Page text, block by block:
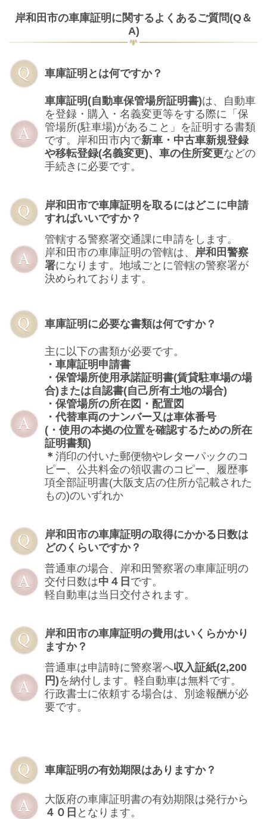
岸和田市の車庫証明に関するよくあるご質問(Q＆
A)
車庫証明とは何ですか？
車庫証明(自動車保管場所証明書)は、自動車
を登録・購入・名義変更等をする際に「保
管場所(駐車場)があること」を証明する書類
です。岸和田市内で新車・中古車新規登録
や移転登録(名義変更)、車の住所変更などの
手続きに必要です。
岸和田市で車庫証明を取るにはどこに申請
すればいいですか？
管轄する警察署交通課に申請をします。
岸和田市の車庫証明の管轄は、 岸和田警察
署になります。地域ごとに管轄の警察署が
決められております。
車庫証明に必要な書類は何ですか？
主に以下の書類が必要です。
・車庫証明申請書
・保管場所使用承諾証明書(賃貸駐車場の場
合)または自認書(自己所有土地の場合)
・保管場所の所在図・配置図
・代替車両のナンバー又は車体番号
(・使用の本拠の位置を確認するための所在
証明書類)
＊ 消印の付いた郵便物やレターパックのコ
ピー、公共料金の領収書のコピー、履歴事
項全部証明書(大阪支店の住所が記載された
もの)のいずれか
岸和田市の車庫証明の取得にかかる日数は
どのくらいですか？
普通車の場合、岸和田警察署の車庫証明の
交付日数は中４日 です。
軽自動車は当日交付されます。
岸和田市の車庫証明の費用はいくらかかり
ますか？
普通車は申請時に警察署へ収入証紙(2,200
円)を納付します。軽自動車は無料です。
行政書士に依頼する場合は、別途報酬が必
要です。
車庫証明の有効期限はありますか？
大阪府の車庫証明書の有効期限は発行から
４０日 となります。